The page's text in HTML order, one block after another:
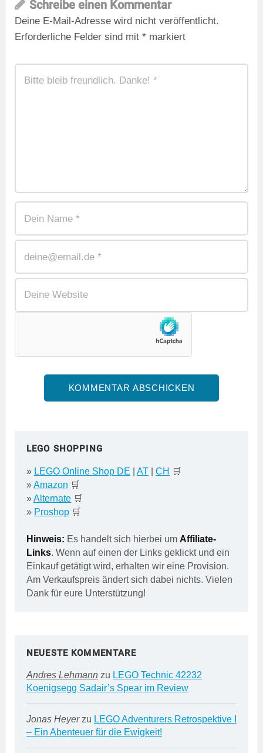
Schreibe einen Kommentar
Deine E-Mail-Adresse wird nicht veröffentlicht.
Erforderliche Felder sind mit * markiert
LEGO SHOPPING
» LEGO Online Shop DE AT CH 🛒
»Amazon 🛒
»Alternate 🛒
» Proshop 🛒
Hinweis: Es handelt sich hierbei um Affiliate-
Links. Wenn auf einen der Links geklickt und ein
Einkauf getätigt wird, erhalten wir eine Provision.
Am Verkaufspreis ändert sich dabei nichts. Vielen
Dank für eure Unterstützung!
NEUESTE KOMMENTARE
Andres Lehmann zu LEGO Technic 42232
Koenigsegg Sadair’s Spear im Review
Jonas Heyerzu LEGO Adventurers Retrospektive I
– Ein Abenteuer für die Ewigkeit!